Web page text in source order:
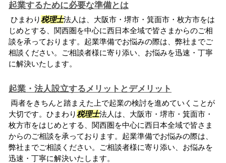
起業するために必要な準備とは
ひまわり税理士法人は、大阪市・堺市・箕面市・枚方市をは
じめとする、関西圏を中心に西日本全域で皆さまからのご相
談を承っております。起業準備でお悩みの際は、弊社までご
相談ください。ご相談者様に寄り添い、お悩みを迅速・丁寧
に解決いたします。
起業・法人設立するメリットとデメリット
両者をきちんと踏まえた上で起業の検討を進めていくことが
大切です。ひまわり税理士法人は、大阪市・堺市・箕面市・
枚方市をはじめとする、関西圏を中心に西日本全域で皆さま
からのご相談を承っております。起業準備でお悩みの際は、
弊社までご相談ください。ご相談者様に寄り添い、お悩みを
迅速・丁寧に解決いたします。